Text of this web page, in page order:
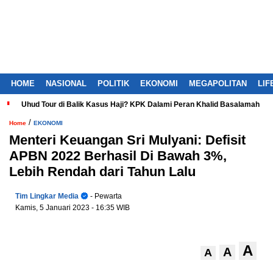
HOME NASIONAL POLITIK EKONOMI MEGAPOLITAN
Uhud Tour di Balik Kasus Haji? KPK Dalami Peran Khalid Basalamah
Home / EKONOMI
Menteri Keuangan Sri Mulyani: Defisit
APBN 2022 Berhasil Di Bawah 3%,
Lebih Rendah dari Tahun Lalu
Tim Lingkar Media
- Pewarta
Kamis, 5 Januari 2023 - 16:35 WIB
A A A